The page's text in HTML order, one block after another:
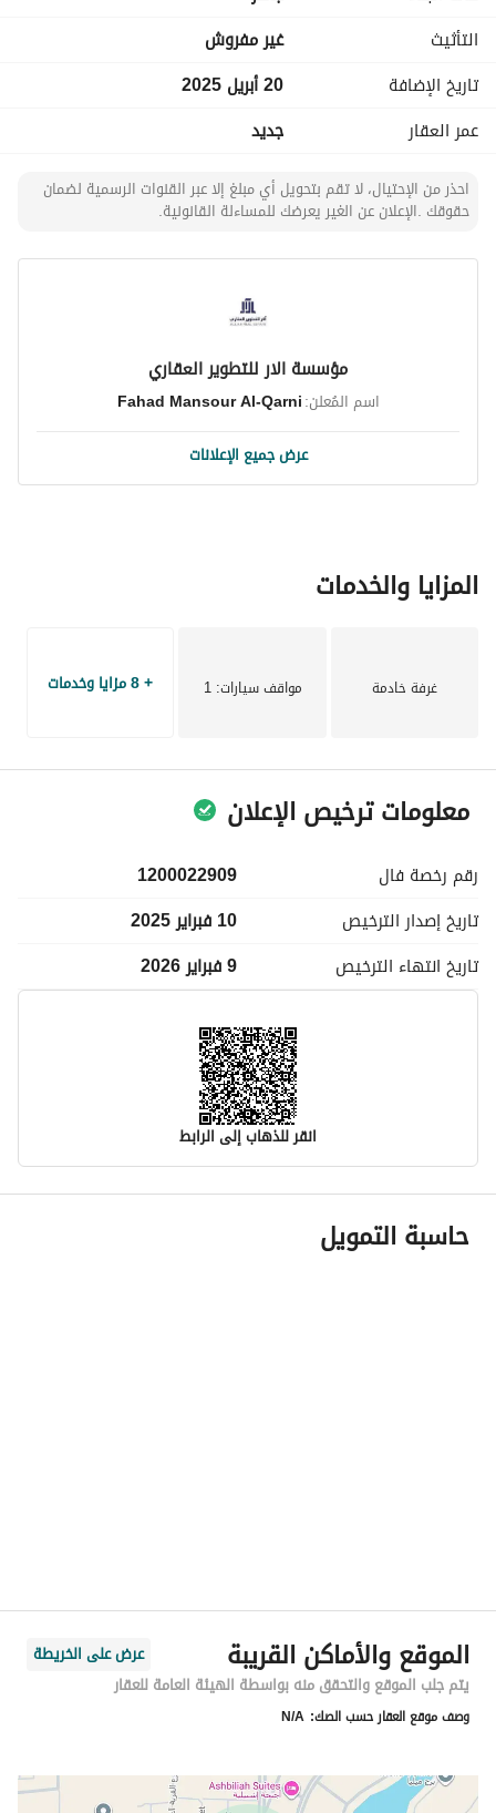
التأثيث
غير مفروش
تاريخ الإضافة
20 أبريل 2025
عمر العقار
جديد
احذر من الإحتيال، لا تقم بتحويل أي مبلغ إلا عبر القنوات الرسمية لضمان
حقوقك .الإعلان عن الغير يعرضك للمساءلة القانونية.
مؤسسة الار للتطوير العقاري
اسم المُعلن:Fahad Mansour Al-Qarni
عرض جميع الإعلانات
المزايا والخدمات
غرفة خادمة مواقف سيارات: 1 + 8 مزايا وخدمات
معلومات ترخيص الإعلان
رقم رخصة فال
1200022909
تاريخ إصدار الترخيص
10 فبراير 2025
تاريخ انتهاء الترخيص 9 فبراير 2026
انقر للذهاب إلى الرابط
معلومات مسؤول الإعلان
اسم المسؤول
رقم المبنى
0000
الرقم الاضافي
خط العرض
26.227799951621627
حاسبة التمويل
الموقع والأماكن القريبة
عرض على الخريطة
يتم جلب الموقع والتحقق منه بواسطة الهيئة العامة للعقار
وصف موقع العقار حسب الصك: N/A